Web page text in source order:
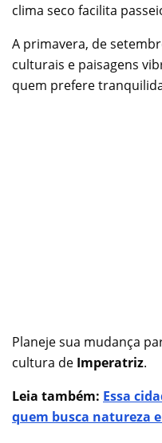
clima seco facilita
A primavera, de
culturais e paisagens
quem prefere
Planeje sua mudança
cultura de Imperatriz.
Leia também: Essa
quem busca natureza